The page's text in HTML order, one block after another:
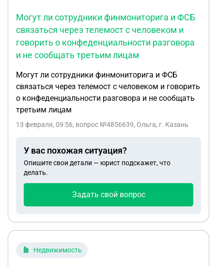
Могут ли сотрудники финмониторига и ФСБ
связаться через телемост с человеком и
говорить о конфеденциальности разговора
и не сообщать третьим лицам
Могут ли сотрудники финмониторига и ФСБ
связаться через телемост с человеком и говорить
о конфеденциальности разговора и не сообщать
третьим лицам
13 февраля, 09:56, вопрос №4856639, Ольга, г. Казань
У вас похожая ситуация?
Опишите свои детали — юрист подскажет, что
делать.
Задать свой вопрос
Недвижимость